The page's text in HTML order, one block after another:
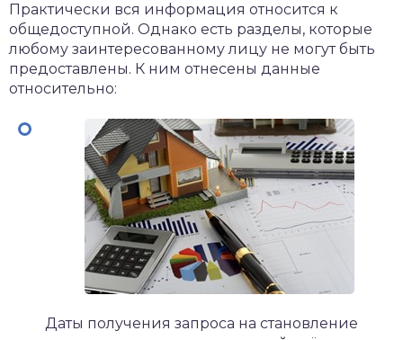
Практически вся информация относится к
общедоступной. Однако есть разделы, которые
любому заинтересованному лицу не могут быть
предоставлены. К ним отнесены данные
относительно:
Даты получения запроса на становление